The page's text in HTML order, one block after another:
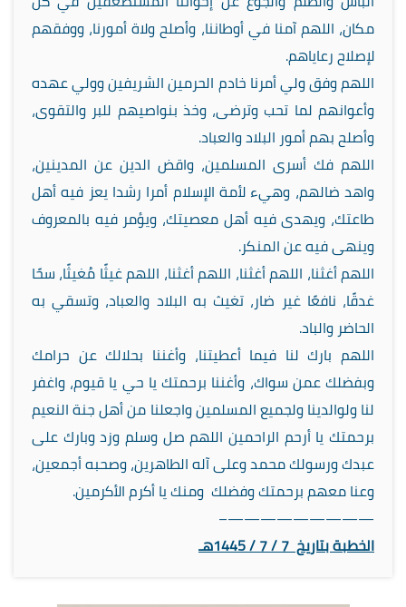
مكان، اللهم آمنا في أوطاننا، وأصلح ولاة أمورنا، ووفقهم
لإصلاح رعاياهم.
اللهم وفق ولي أمرنا خادم الحرمين الشريفين وولي عهده
وأعوانهم لما تحب وترضى، وخذ بنواصيهم للبر والتقوى،
وأصلح بهم أمور البلاد والعباد.
اللهم فك أسرى المسلمين، واقض الدين عن المدينين،
واهد ضالهم، وهيء لأمة الإسلام أمرا رشدا يعز فيه أهل
طاعتك، ويهدى فيه أهل معصيتك، ويؤمر فيه بالمعروف
وينهى فيه عن المنكر.
اللهم أغثنا، اللهم أغثنا، اللهم أغثنا، اللهم غيثًا مُغيثًا، سحًا
غدقًا، نافعًا غير ضار، تغيث به البلاد والعباد، وتسقي به
الحاضر والباد.
اللهم بارك لنا فيما أعطيتنا، وأغننا بحلالك عن حرامك
وبفضلك عمن سواك، وأغننا برحمتك يا حي يا قيوم، واغفر
لنا ولوالدينا ولجميع المسلمين واجعلنا من أهل جنة النعيم
برحمتك يا أرحم الراحمين اللهم صل وسلم وزد وبارك على
عبدك ورسولك محمد وعلى آله الطاهرين، وصحبه أجمعين،
وعنا معهم برحمتك وفضلك ومنك يا أكرم الأكرمين.
—————————–
الخطبة بتاريخ 7 / 7 / 1445هـ